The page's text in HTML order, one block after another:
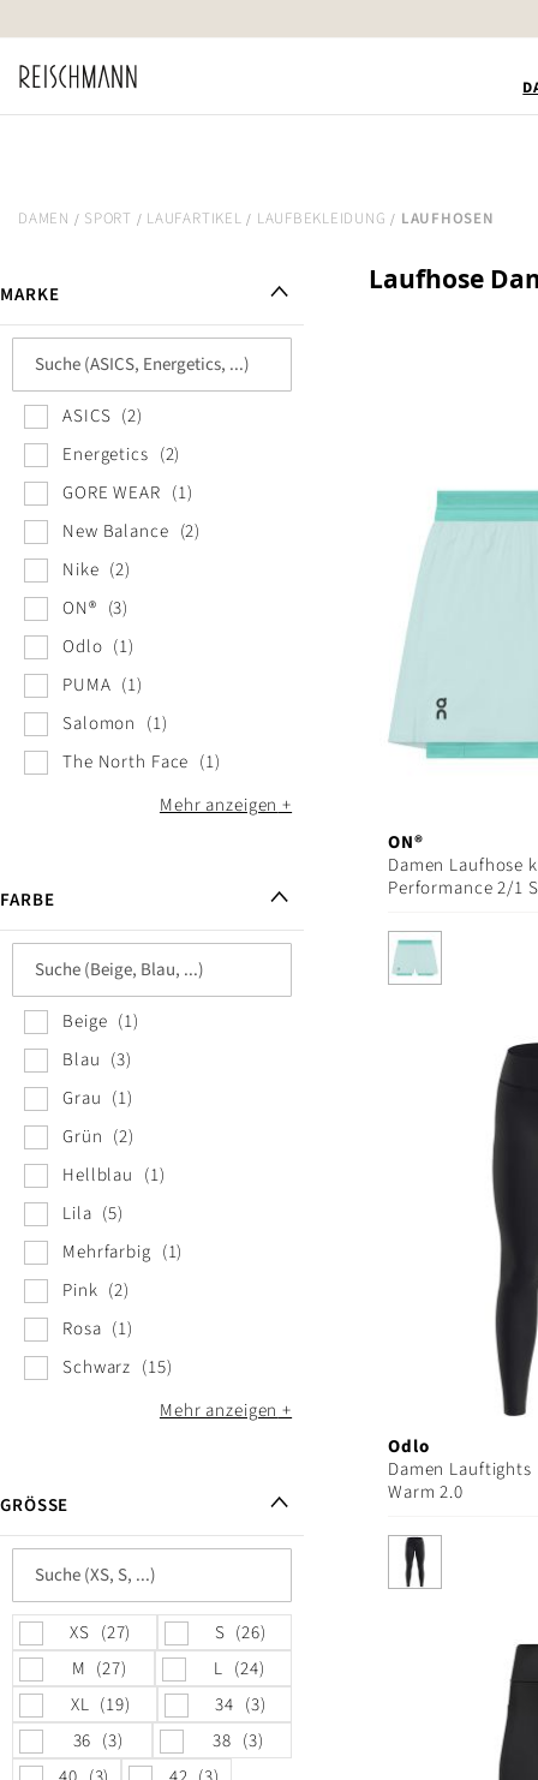
Inhalt
springen
DAMEN SPORT LAUFARTIKEL LAUFBEKLEIDUNG LAUFHOSEN
Laufhose
ON®
Damen Laufhose
Performance 2/1
Odlo
Damen Lauftights
Warm 2.0
MARKE
ASICS
2
Energetics
2
GORE WEAR
1
New Balance
2
Nike
2
ON®
3
Odlo
1
PUMA
1
Salomon
1
The North Face
1
Mehr anzeigen
FARBE
Beige
1
Blau
3
Grau
1
Grün
2
Hellblau
1
Lila
5
Mehrfarbig
1
Pink
2
Rosa
1
Schwarz
15
Mehr anzeigen
GRÖSSE
XS 27 S
26
M
27 L
24
XL
19 34
3
36
3 38
3